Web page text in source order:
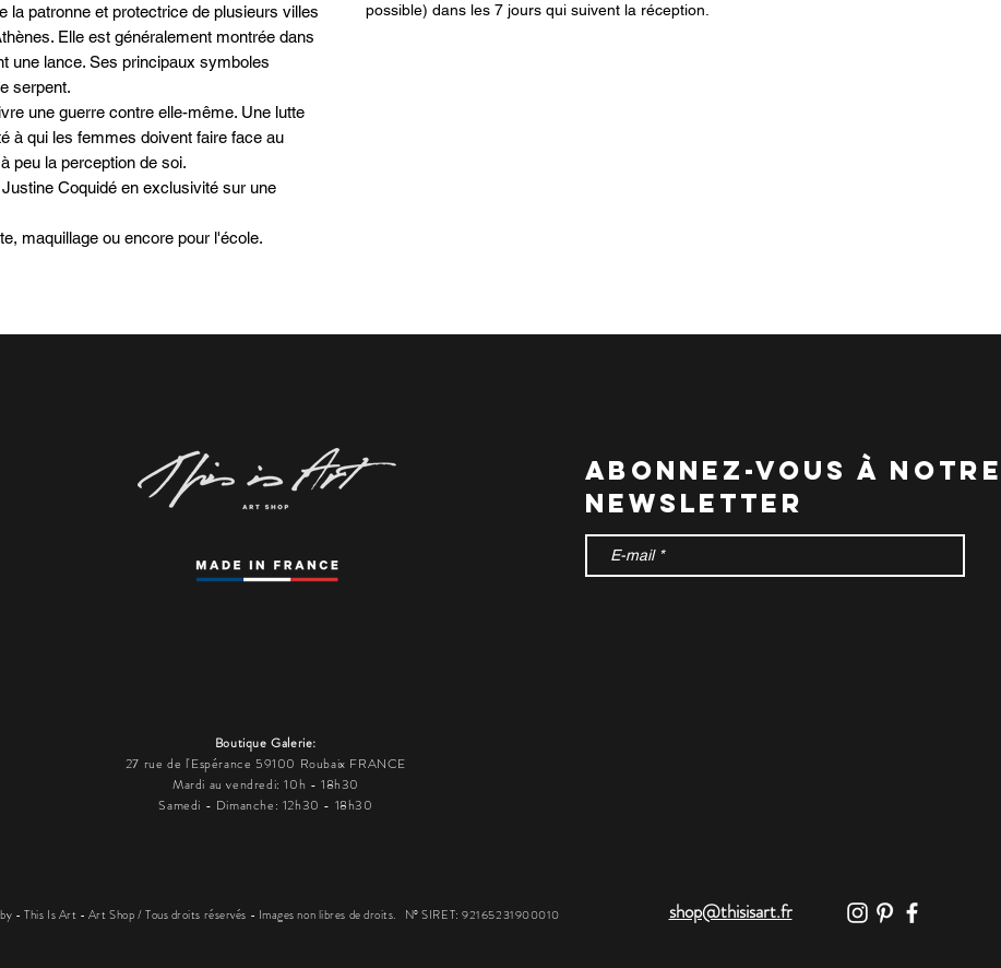
la patronne et protectrice de plusieurs villes
Elle est généralement montrée dans
une lance. Ses principaux symboles
serpent.
une guerre contre elle-même. Une lutte
à qui les femmes doivent faire face au
peu la perception de soi.
Coquidé en exclusivité sur une
maquillage ou encore pour l'école.
possible) dans les 7 jours qui suivent la réception.
abonnez-vous à notre
newsletter
Boutique Galerie:
27 rue de l'Espérance 59100 Roubaix FRANCE
Mardi au vendredi: 10h - 18h30
Samedi - Dimanche: 12h30 - 18h30
shop@thisisart.fr
- This Is Art - Art Shop / Tous droits réservés - Images non libres de droits. N° SIRET: 92165231900010